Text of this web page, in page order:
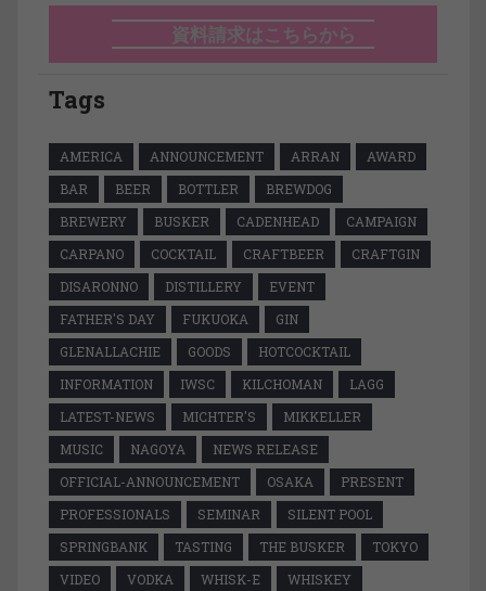
資料請求はこちらから
Tags
AMERICA ANNOUNCEMENT ARRAN
AWARD
BAR
BEER BOTTLER
BREWDOG
BREWERY
BUSKER CADENHEAD
CAMPAIGN
CARPANO
COCKTAIL CRAFTBEER
CRAFTGIN
DISARONNO
DISTILLERY
EVENT
FATHER'S DAY
FUKUOKA
GIN
GLENALLACHIE
GOODS
HOTCOCKTAIL
INFORMATION
IWSC KILCHOMAN
LAGG
LATEST-NEWS
MICHTER'S
MIKKELLER
MUSIC
NAGOYA
NEWS RELEASE
OFFICIAL-ANNOUNCEMENT
OSAKA
PRESENT
PROFESSIONALS
SEMINAR
SILENT POOL
SPRINGBANK
TASTING THE BUSKER
TOKYO
VIDEO
VODKA WHISK-E
WHISKEY